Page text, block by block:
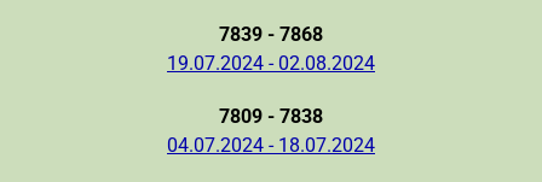
7839 - 7868
19.07.2024 - 02.08.2024
7809 - 7838
04.07.2024 - 18.07.2024